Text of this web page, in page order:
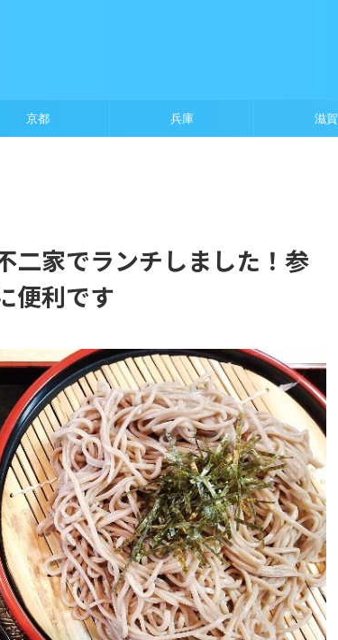
京都 兵庫 滋賀
二家でランチしました！参
便利です